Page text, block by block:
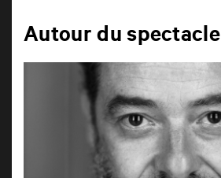
Autour du spectacle